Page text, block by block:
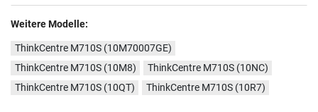
Weitere Modelle:
ThinkCentre M710S (10M70007GE)
ThinkCentre M710S (10M8)
ThinkCentre M710S (10NC)
ThinkCentre M710S (10QT)
ThinkCentre M710S (10R7)